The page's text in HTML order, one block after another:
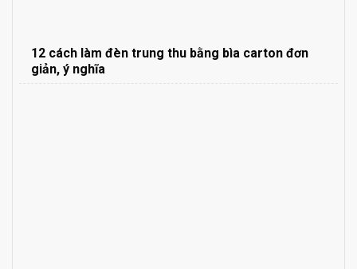
12 cách làm đèn trung thu bằng bìa carton đơn
giản, ý nghĩa